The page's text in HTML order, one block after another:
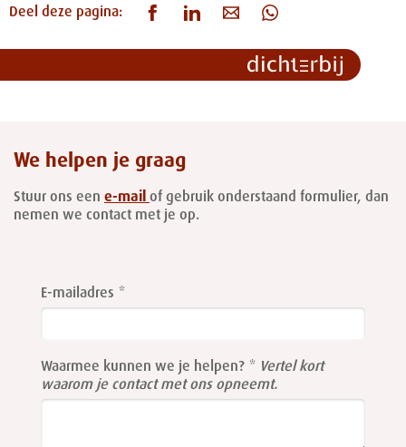
Deel deze pagina:
We helpen je graag
Stuur ons een e-mail of gebruik onderstaand formulier, dan
nemen we contact met je op.
this
field
E-mailadres
Waarmee kunnen we je helpen?
Vertel kort
waarom je contact met ons opneemt.